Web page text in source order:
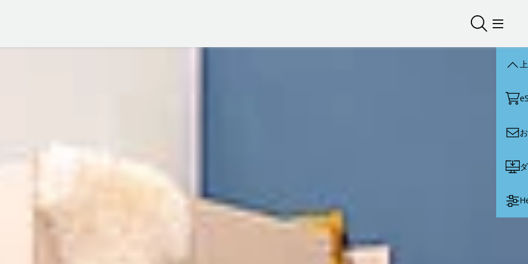
検索を開
メニ